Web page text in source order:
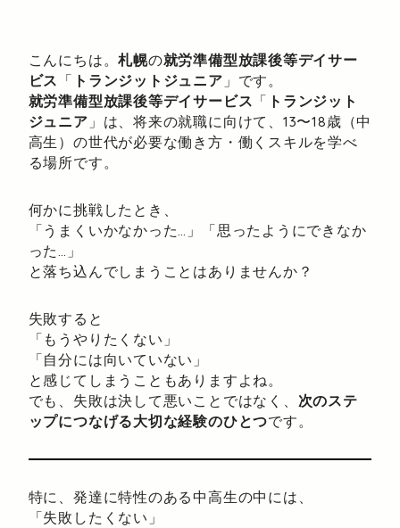
こんにちは。札幌の就労準備型放課後等デイサー
ビス 「 トランジットジュニア 」です。
就労準備型放課後等デイサービス 「 トランジット
ジュニア 」は、将来の就職に向けて、13〜18歳（中
高生）の世代が必要な働き方・働くスキルを学べ
る場所です。
何かに挑戦したとき、
「うまくいかなかった…」「思ったようにできなか
った…」
と落ち込んでしまうことはありませんか？
失敗すると
「もうやりたくない」
「自分には向いていない」
と感じてしまうこともありますよね。
でも、失敗は決して悪いことではなく、 次のステ
ップにつなげる大切な経験のひとつです。
特に、発達に特性のある中高生の中には、
「失敗したくない」